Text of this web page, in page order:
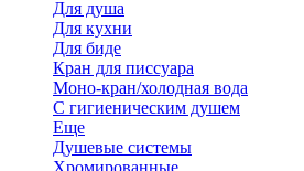
Для душа
Для кухни
Для биде
Кран для писсуара
Моно-кран/холодная вода
С гигиеническим душем
Еще
Душевые системы
Хромированные